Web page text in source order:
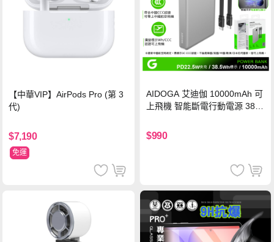
【中華VIP】AirPods Pro (第 3
代)
$7,190
免運
AIDOGA 艾迪伽 10000mAh 可
上飛機 智能斷電行動電源 38.5
灣BSMI/中國CCC/歐美CE/FCC
認證
$990